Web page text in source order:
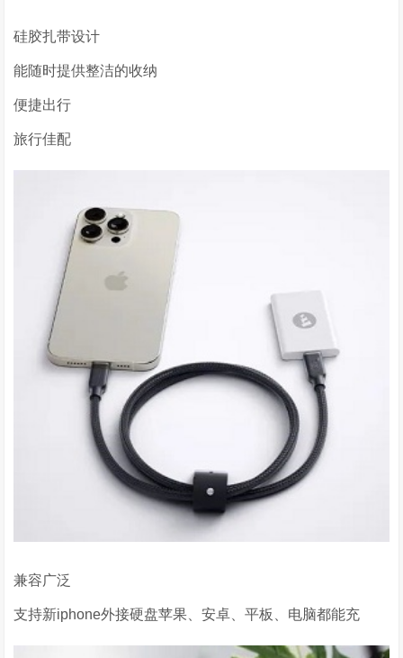
硅胶扎带设计
能随时提供整洁的收纳
便捷出行
旅行佳配
兼容广泛
支持新iphone外接硬盘苹果、安卓、平板、电脑都能充